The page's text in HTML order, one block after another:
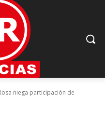
niega participación de